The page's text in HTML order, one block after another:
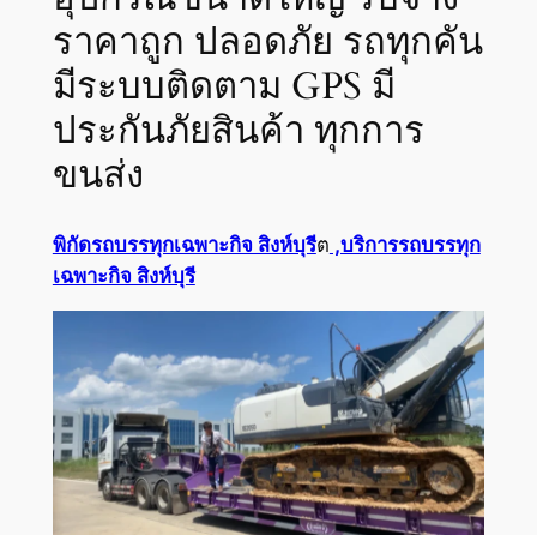
ราคาถูก ปลอดภัย รถทุกคัน
มีระบบติดตาม GPS มี
ประกันภัยสินค้า ทุกการ
ขนส่ง
พิกัดรถบรรทุกเฉพาะกิจ สิงห์บุรีต ,บริการรถบรรทุก
เฉพาะกิจ สิงห์บุรี